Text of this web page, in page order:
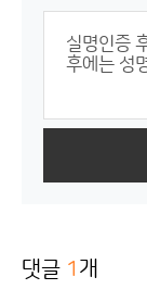
댓글 1 개